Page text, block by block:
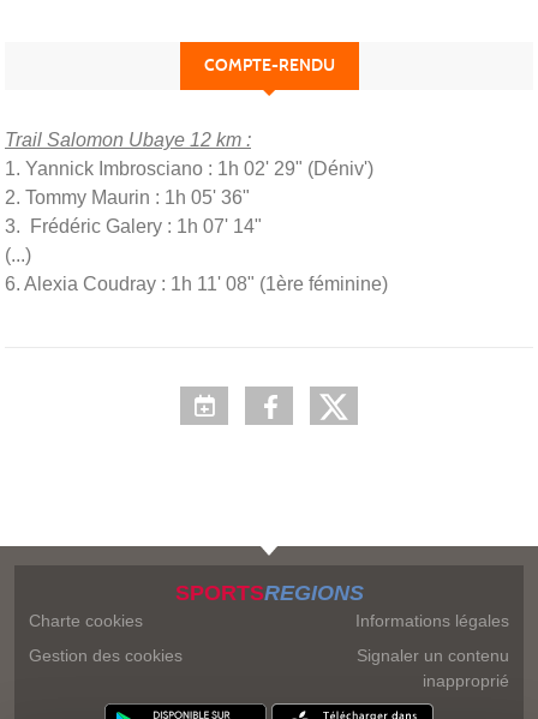
COMPTE-RENDU
Trail Salomon Ubaye 12 km :
1. Yannick Imbrosciano : 1h 02' 29" (Déniv')
2. Tommy Maurin : 1h 05' 36"
3. Frédéric Galery : 1h 07' 14"
(...)
6. Alexia Coudray : 1h 11' 08" (1ère féminine)
SPORTSREGIONS
Charte cookies
Gestion des cookies
Informations légales
Signaler un contenu
inapproprié